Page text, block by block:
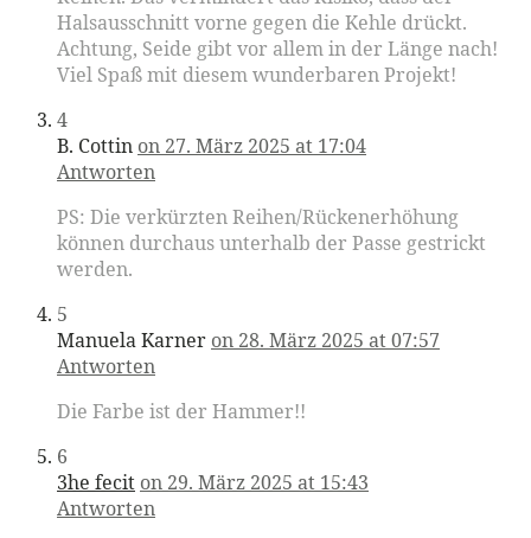
Halsausschnitt vorne gegen die Kehle drückt.
Achtung, Seide gibt vor allem in der Länge nach!
Viel Spaß mit diesem wunderbaren Projekt!
4
B. Cottin on 27. März 2025 at 17:04
Antworten
PS: Die verkürzten Reihen/Rückenerhöhung
können durchaus unterhalb der Passe gestrickt
werden.
5
Manuela Karner on 28. März 2025 at 07:57
Antworten
Die Farbe ist der Hammer!!
6
3he fecit on 29. März 2025 at 15:43
Antworten